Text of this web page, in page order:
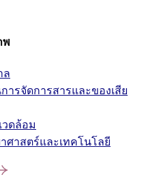
พ
ล
ารจัดการสารและของเสีย
ดล้อม
ศาสตร์และเทคโนโลยี